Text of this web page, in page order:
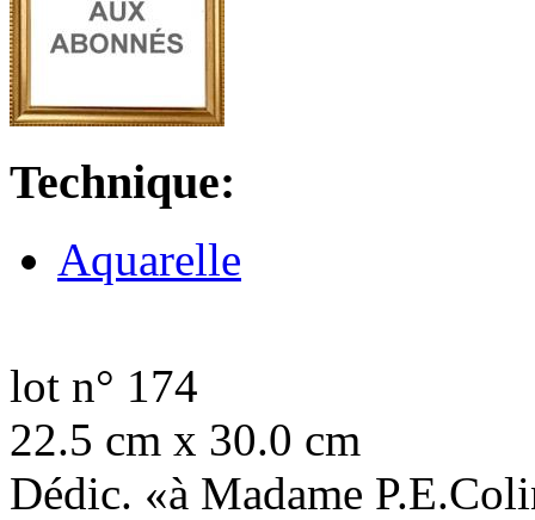
Technique:
Aquarelle
lot n° 174
22.5 cm x 30.0 cm
Dédic. «à Madame